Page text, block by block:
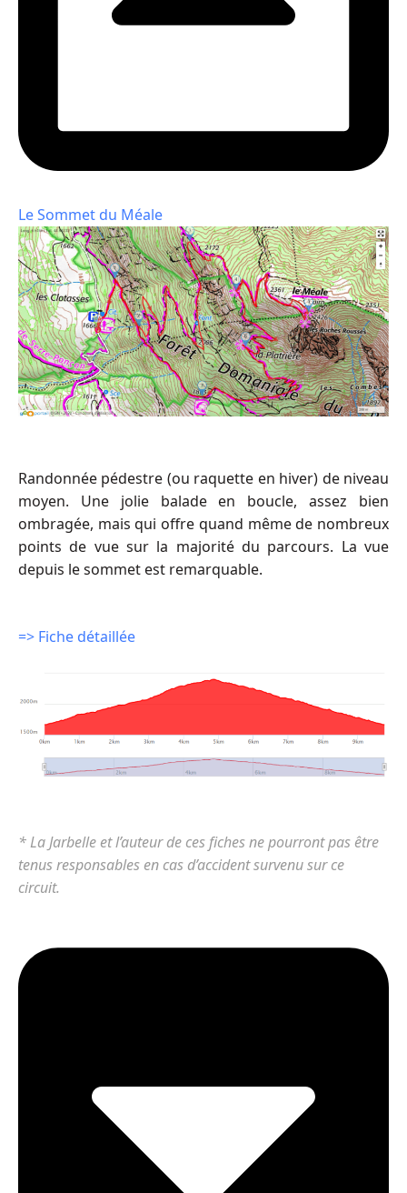
Le Sommet du Méale
Randonnée pédestre (ou raquette en hiver) de niveau
moyen. Une jolie balade en boucle, assez bien
ombragée, mais qui offre quand même de nombreux
points de vue sur la majorité du parcours. La vue
depuis le sommet est remarquable.
=> Fiche détaillée
* La Jarbelle et l’auteur de ces fiches ne pourront pas être
tenus responsables en cas d’accident survenu sur ce
circuit.